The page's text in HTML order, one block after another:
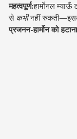
महत्वपूर्ण:हार्मोनल
से कभी नहीं
प्रजनन-हार्मोन को हटाना